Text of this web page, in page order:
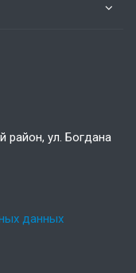
район, ул. Богдана
данных